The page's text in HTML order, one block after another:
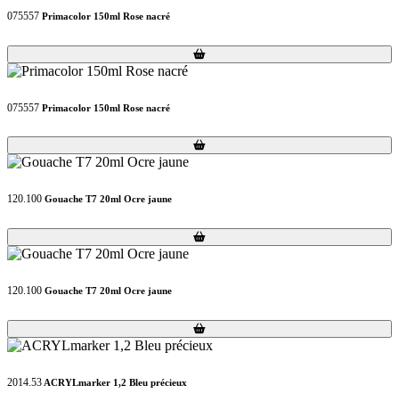
075557 Primacolor 150ml Rose nacré
Loading...
Loading...
075557 Primacolor 150ml Rose nacré
Loading...
Loading...
120.100 Gouache T7 20ml Ocre jaune
Loading...
Loading...
120.100 Gouache T7 20ml Ocre jaune
Loading...
Loading...
2014.53 ACRYLmarker 1,2 Bleu précieux